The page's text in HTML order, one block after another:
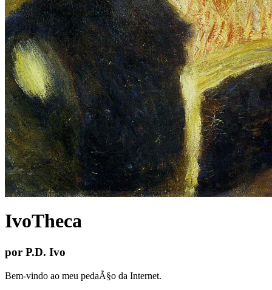
IvoTheca
por P.D. Ivo
Bem-vindo ao meu pedaÃ§o da Internet.